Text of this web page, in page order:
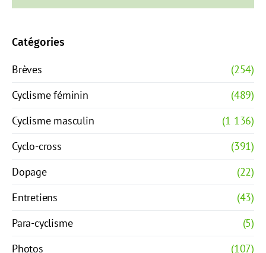
Catégories
Brèves
(254)
Cyclisme féminin
(489)
Cyclisme masculin
(1 136)
Cyclo-cross
(391)
Dopage
(22)
Entretiens
(43)
Para-cyclisme
(5)
Photos
(107)